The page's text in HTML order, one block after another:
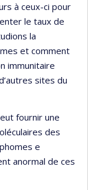
à ceux-ci pour
le taux de
la
et comment
immunitaire
sites du
fournir une
des
e
anormal de ces